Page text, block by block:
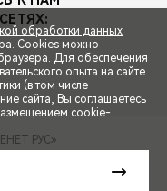
РУС»
обработки данных
Cookies можно
Для обеспечения
опыта на сайте
(в том числе
сайта, Вы соглашаетесь
cookie-